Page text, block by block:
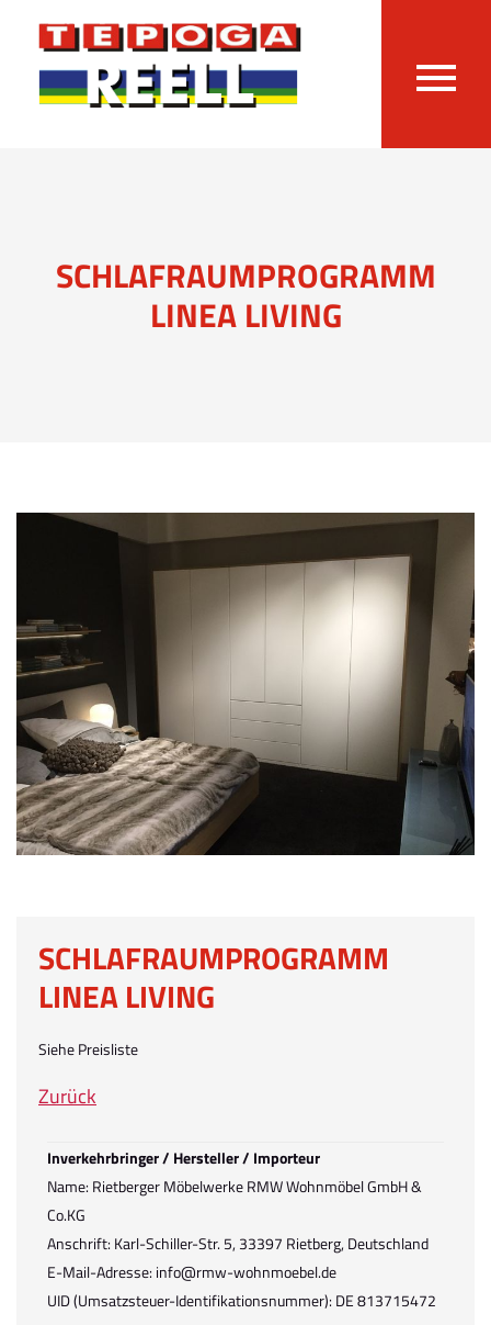
SCHLAFRAUMPROGRAMM
LINEA LIVING
SCHLAFRAUMPROGRAMM
LINEA LIVING
Siehe Preisliste
Zurück
Inverkehrbringer / Hersteller / Importeur
Name: Rietberger Möbelwerke RMW Wohnmöbel GmbH &
Co.KG
Anschrift: Karl-Schiller-Str. 5, 33397 Rietberg, Deutschland
E-Mail-Adresse: info@rmw-wohnmoebel.de
UID (Umsatzsteuer-Identifikationsnummer): DE 813715472